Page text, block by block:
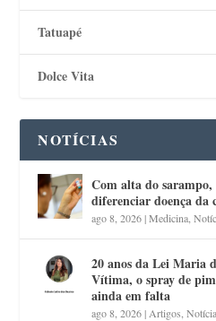
Tatuapé
Dolce Vita
NOTÍCIAS
Com alta do
diferenciar doença da
ago 8, 2026|Medicina ,
20 anos da Lei Maria
Vítima, o spray de
ainda em falta
ago 8, 2026| Artigos ,